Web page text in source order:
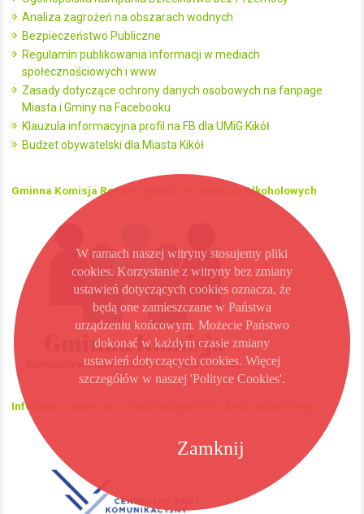
Analiza zagrożeń na obszarach wodnych
Bezpieczeństwo Publiczne
Regulamin publikowania informacji w mediach
społecznościowych i www
Zasady dotyczące ochrony danych osobowych na fanpage
Miasta i Gminy na Facebooku
Klauzula informacyjna profil na FB dla UMiG Kikół
Budżet obywatelski dla Miasta Kikół
Gminna Komisja Rozwiązywania Problemów Alkoholowych
Informacje dotyczące Centralnego Portu Komunikacyjnego
Zamknij
W ramach naszej witryny stosujemy pliki
cookies. Korzystanie z witryny bez zmiany
ustawień dotyczących cookies oznacza, że
będą one zamieszczane w Państwa
urządzeniu końcowym. Możecie Państwo
dokonać w każdym czasie zmiany
ustawień dotyczących cookies. Więcej
szczegółów w naszej 'Polityce Cookies'.